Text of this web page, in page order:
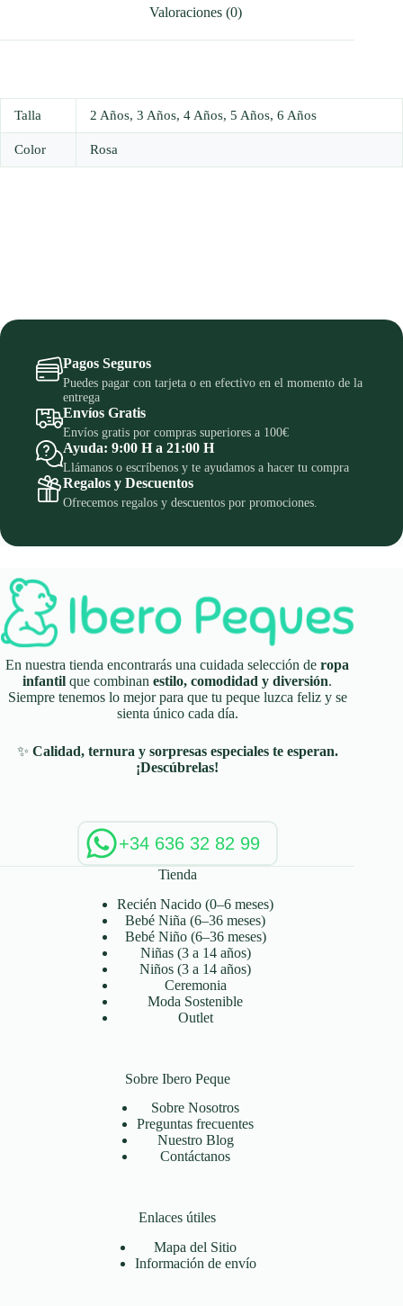
Valoraciones (0)
Talla 2 Años, 3 Años, 4 Años, 5 Años, 6 Años
Color Rosa
Pagos Seguros
Puedes pagar con tarjeta o en efectivo en el momento de la
entrega
Envíos Gratis
Envíos gratis por compras superiores a 100€
Ayuda: 9:00 H a 21:00 H
Llámanos o escríbenos y te ayudamos a hacer tu compra
Regalos y Descuentos
Ofrecemos regalos y descuentos por promociones.
En nuestra tienda encontrarás una cuidada selección deropa
infantilque combinanestilo, comodidad y diversión.
Siempre tenemos lo mejor para que tu peque luzca feliz y se
sienta único cada día.
✨ Calidad, ternura y sorpresas especiales te esperan.
¡Descúbrelas!
+34 636 32 82 99
Tienda
Recién Nacido (0–6 meses)
Bebé Niña (6–36 meses)
Bebé Niño (6–36 meses)
Niñas (3 a 14 años)
Niños (3 a 14 años)
Ceremonia
Moda Sostenible
Outlet
Sobre Ibero Peque
Sobre Nosotros
Preguntas frecuentes
Nuestro Blog
Contáctanos
Enlaces útiles
Mapa del Sitio
Información de envío